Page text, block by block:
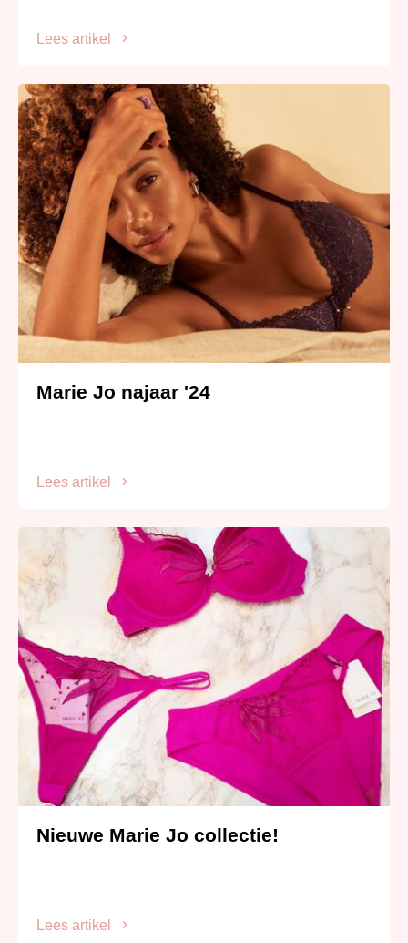
Lees artikel
Marie Jo najaar '24
Lees artikel
Nieuwe Marie Jo collectie!
Lees artikel